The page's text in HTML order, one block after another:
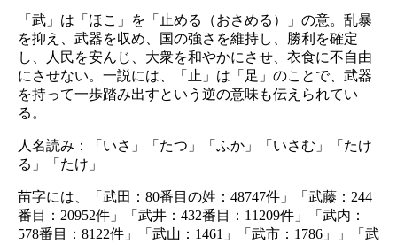
「武」は「ほこ」を「止める（おさめる）」の意。乱暴
を抑え、武器を収め、国の強さを維持し、勝利を確定
し、人民を安んじ、大衆を和やかにさせ、衣食に不自由
にさせない。一説には、「止」は「足」のことで、武器
を持って一歩踏み出すという逆の意味も伝えられてい
る。
人名読み：「いさ」「たつ」「ふか」「いさむ」「たけ
る」「たけ」
苗字には、「武田：80番目の姓：48747件」「武藤：244
番目：20952件」「武井：432番目：11209件」「武内：
578番目：8122件」「武山：1461」「武市：1786」」「武